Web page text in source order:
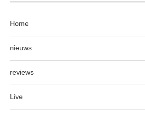
Home
nieuws
reviews
Live